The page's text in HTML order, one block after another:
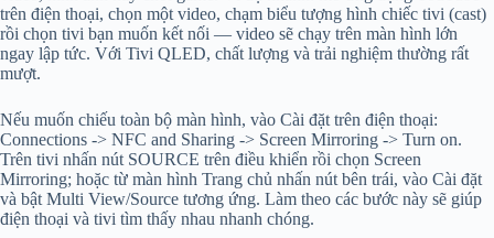
trên điện thoại, chọn một video, chạm biểu tượng hình chiếc tivi (cast)
rồi chọn tivi bạn muốn kết nối — video sẽ chạy trên màn hình lớn
ngay lập tức. Với Tivi QLED, chất lượng và trải nghiệm thường rất
mượt.
Nếu muốn chiếu toàn bộ màn hình, vào Cài đặt trên điện thoại:
Connections -> NFC and Sharing -> Screen Mirroring -> Turn on.
Trên tivi nhấn nút SOURCE trên điều khiển rồi chọn Screen
Mirroring; hoặc từ màn hình Trang chủ nhấn nút bên trái, vào Cài đặt
và bật Multi View/Source tương ứng. Làm theo các bước này sẽ giúp
điện thoại và tivi tìm thấy nhau nhanh chóng.